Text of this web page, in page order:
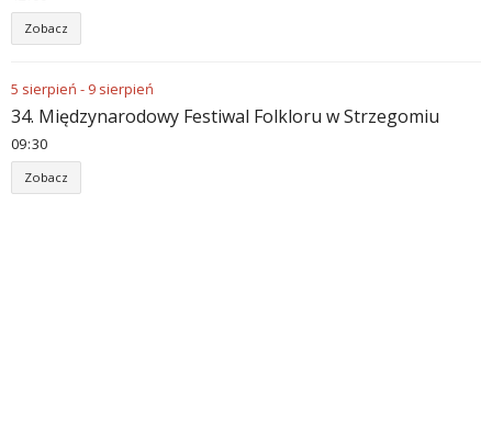
Zobacz
5 sierpień - 9 sierpień
34. Międzynarodowy Festiwal Folkloru w Strzegomiu
09:30
Zobacz